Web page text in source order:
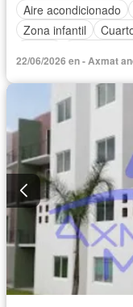
Aire acondicionado
Zona infantil
Seguridad
22/06/2026 en - Axmat